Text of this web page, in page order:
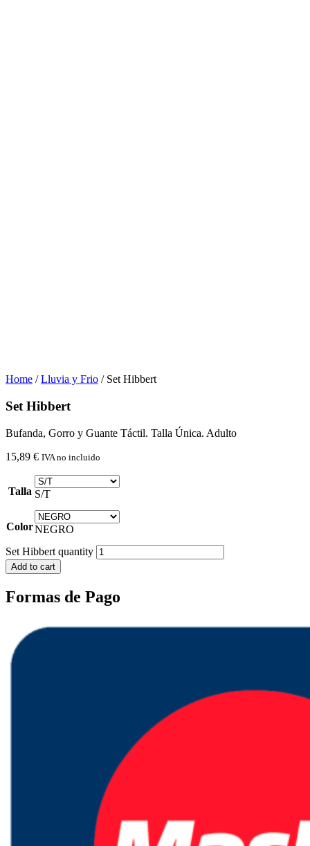
Home /Lluvia y Frio / Set Hibbert
Set Hibbert
Bufanda, Gorro y Guante Táctil. Talla Única. Adulto
15,89 € IVA no incluido
Talla S/T
ColorNEGRO
Set Hibbert quantity
Add to cart
Formas de Pago